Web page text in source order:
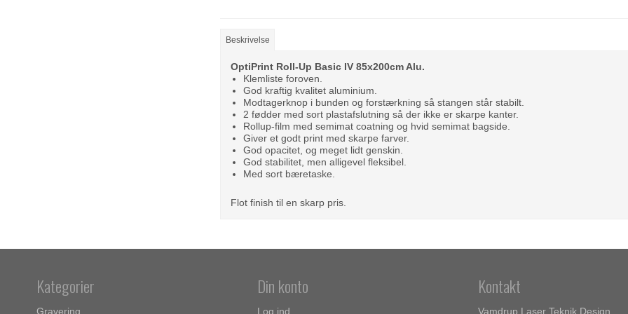
Beskrivelse
OptiPrint Roll-Up Basic IV 85x200cm Alu.
Klemliste foroven.
God kraftig kvalitet aluminium.
Modtagerknop i bunden og forstærkning så stangen står stabilt.
2 fødder med sort plastafslutning så der ikke er skarpe kanter.
Rollup-film med semimat coatning og hvid semimat bagside.
Giver et godt print med skarpe farver.
God opacitet, og meget lidt genskin.
God stabilitet, men alligevel fleksibel.
Med sort bæretaske.
Flot finish til en skarp pris.
Kategorier
Gravering
Din konto
Log ind
Kontakt
Vamdrup Laser Teknik Design